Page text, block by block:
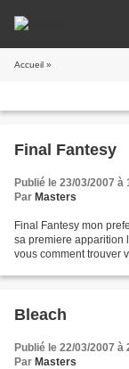
Accueil »
Final Fantesy
Publié le 23/03/2007 à
Par Masters
Final Fantesy mon
sa premiere apparition
vous comment trouver
Bleach
Publié le 22/03/2007 à
Par Masters